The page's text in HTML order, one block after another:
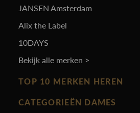
JANSEN Amsterdam
Alix the Label
10DAYS
Bekijk alle merken >
TOP 10 MERKEN HEREN
Vanguard
CATEGORIEËN DAMES